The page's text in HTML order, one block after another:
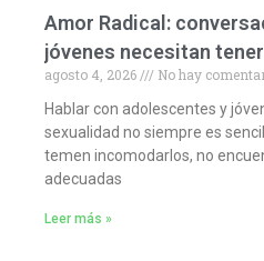
Amor Radical:
jóvenes necesitan tener
agosto 4, 2026
No hay
Hablar con adolescentes y
sexualidad no siempre es
temen incomodarlos, no
adecuadas
Leer más »